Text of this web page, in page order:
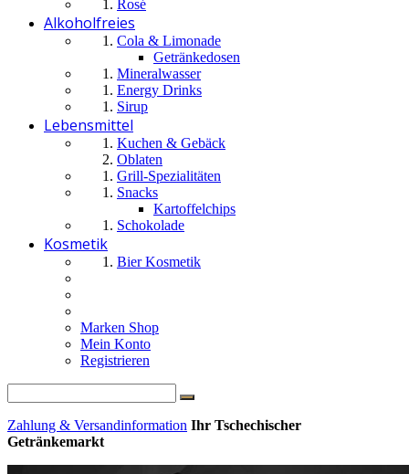
Rosé
Alkoholfreies
Cola & Limonade
Getränkedosen
Mineralwasser
Energy Drinks
Sirup
Lebensmittel
Kuchen & Gebäck
Oblaten
Grill-Spezialitäten
Snacks
Kartoffelchips
Schokolade
Kosmetik
Bier Kosmetik
Marken Shop
Mein Konto
Registrieren
Zahlung & Versandinformation Ihr Tschechischer
Getränkemarkt